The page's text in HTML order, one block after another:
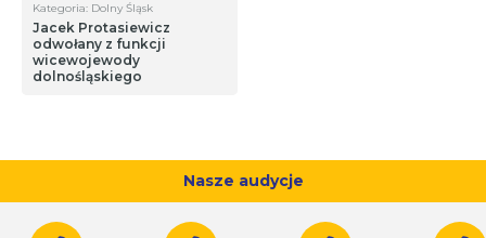
Kategoria: Dolny Śląsk
Jacek Protasiewicz
odwołany z funkcji
wicewojewody
dolnośląskiego
Nasze audycje